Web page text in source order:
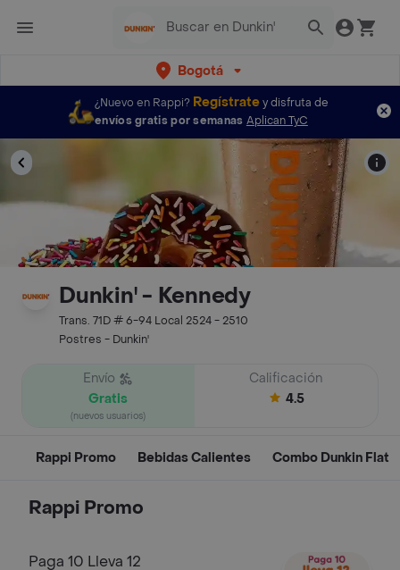
Bogotá
¿Nuevo en Rappi? Regístratey disfruta de
envíos gratis por semanas Aplican TyC
Dunkin' - Kennedy
Trans. 71D # 6-94 Local 2524 - 2510
Postres - Dunkin'
Envío
Gratis
(nuevos usuarios)
Calificación
4.5
Rappi Promo Bebidas Calientes Combo Dunkin Flat
Rappi Promo
Paga 10 Lleva 12